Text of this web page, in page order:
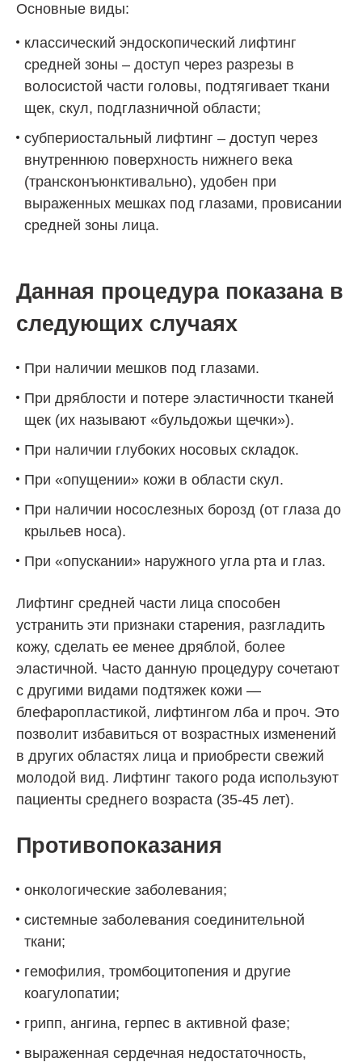
Основные виды:
классический эндоскопический лифтинг
средней зоны – доступ через разрезы в
волосистой части головы, подтягивает ткани
щек, скул, подглазничной области;
субпериостальный лифтинг – доступ через
внутреннюю поверхность нижнего века
(трансконъюнктивально), удобен при
выраженных мешках под глазами, провисании
средней зоны лица.
Данная процедура показана в
следующих случаях
При наличии мешков под глазами.
При дряблости и потере эластичности тканей
щек (их называют «бульдожьи щечки»).
При наличии глубоких носовых складок.
При «опущении» кожи в области скул.
При наличии носослезных борозд (от глаза до
крыльев носа).
При «опускании» наружного угла рта и глаз.
Лифтинг средней части лица способен
устранить эти признаки старения, разгладить
кожу, сделать ее менее дряблой, более
эластичной. Часто данную процедуру сочетают
с другими видами подтяжек кожи —
блефаропластикой, лифтингом лба и проч. Это
позволит избавиться от возрастных изменений
в других областях лица и приобрести свежий
молодой вид. Лифтинг такого рода используют
пациенты среднего возраста (35-45 лет).
Противопоказания
онкологические заболевания;
системные заболевания соединительной
ткани;
гемофилия, тромбоцитопения и другие
коагулопатии;
грипп, ангина, герпес в активной фазе;
выраженная сердечная недостаточность,